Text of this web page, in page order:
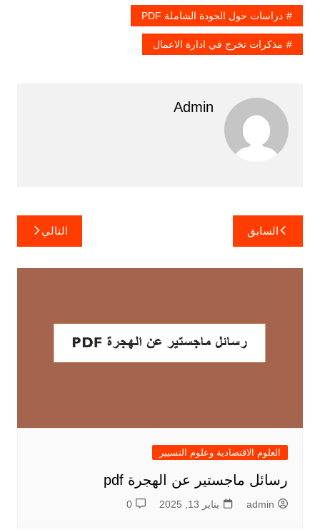
دراسات حول الجودة الشاملة PDF
مذكرات تخرج في ادارة الاعمال
Admin
تصفّح
المقالات
السابق التالي
العلوم الاقتصادية وعلوم التسيير
رسائل ماجستير عن الهجرة pdf
admin يناير 13, 2025 0